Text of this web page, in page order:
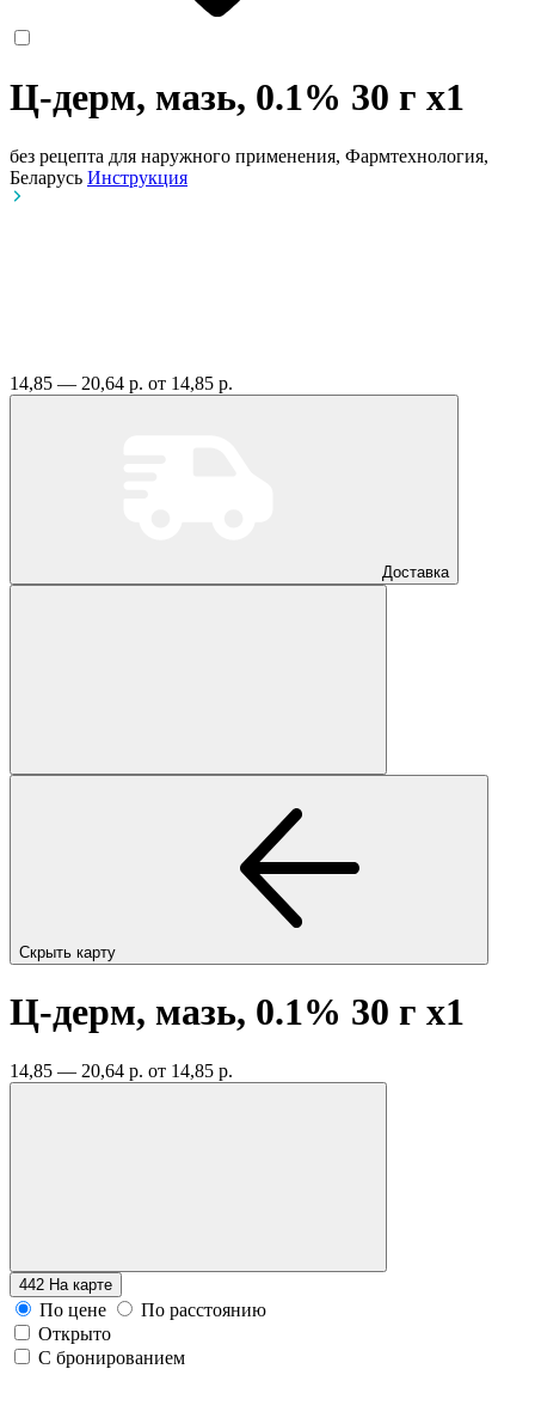
Ц-дерм, мазь, 0.1% 30 г x1
без рецепта для наружного применения, Фармтехнология,
Беларусь Инструкция
14,85 — 20,64 р. от 14,85 р.
Доставка
Скрыть карту
Ц-дерм, мазь, 0.1% 30 г x1
14,85 — 20,64 р. от 14,85 р.
442 На карте
По цене
По расстоянию
Открыто
С бронированием